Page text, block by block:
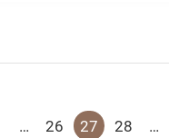
… 26 27 28 …